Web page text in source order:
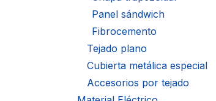
Panel sándwich
Fibrocemento
Tejado plano
Cubierta metálica especial
Accesorios por tejado